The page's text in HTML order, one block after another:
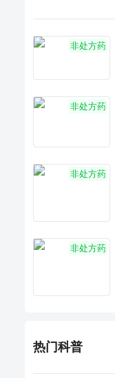
非处方药
非处方药
非处方药
非处方药
热门科普